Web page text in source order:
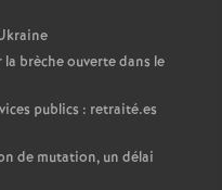
brèche ouverte dans le
publics : retraité.es
de mutation, un délai